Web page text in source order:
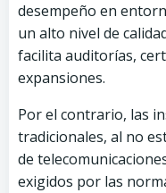
desempeño en
un alto nivel de
facilita auditorías,
expansiones.
Por el contrario, las
tradicionales, al no
de
exigidos por las